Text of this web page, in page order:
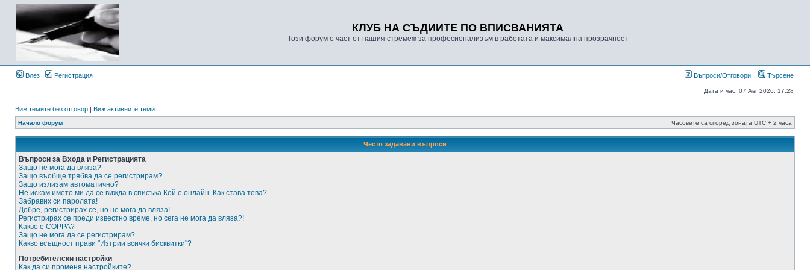
КЛУБ НА СЪДИИТЕ ПО ВПИСВАНИЯТА
Този форум е част от нашия стремеж за професионализъм в работата и максимална прозрачност
Влез Регистрация Въпроси/Отговори Търсене
Дата и час: 07 Авг 2026, 17:28
Виж темите без отговор | Виж активните теми
Начало форум Часовете са според зоната UTC + 2 часа
Често задавани въпроси
Въпроси за Входа и Регистрацията
Защо не мога да вляза?
Защо въобще трябва да се регистрирам?
Защо излизам автоматично?
Не искам името ми да се вижда в списъка Кой е онлайн. Как става това?
Забравих си паролата!
Добре, регистрирах се, но не мога да вляза!
Регистрирах се преди известно време, но сега не мога да вляза?!
Какво е COPPA?
Защо не мога да се регистрирам?
Какво всъщност прави "Изтрии всички бисквитки"?
Потребителски настройки
Как да си променя настройките?